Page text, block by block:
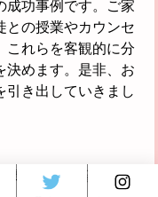
成功事例です。ご家
との授業やカウンセ
これらを客観的に分
決めます。是非、お
引き出していきまし
関連する書籍はこち